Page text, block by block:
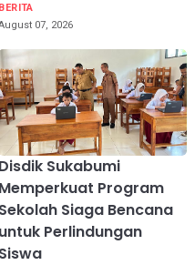
BERITA
07, 2026
Disdik Sukabumi
Memperkuat Program
Sekolah Siaga Bencana
untuk Perlindungan
Siswa